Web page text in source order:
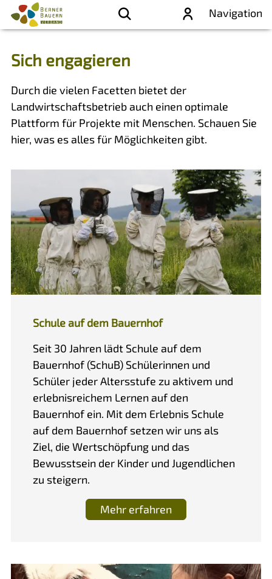
Navigation
Sich engagieren
Durch die vielen Facetten bietet der
Landwirtschaftsbetrieb auch einen optimale
Plattform für Projekte mit Menschen. Schauen Sie
hier, was es alles für Möglichkeiten gibt.
Schule auf dem Bauernhof
Seit 30 Jahren lädt Schule auf dem
Bauernhof (SchuB) Schülerinnen und
Schüler jeder Altersstufe zu aktivem und
erlebnisreichem Lernen auf den
Bauernhof ein. Mit dem Erlebnis Schule
auf dem Bauernhof setzen wir uns als
Ziel, die Wertschöpfung und das
Bewusstsein der Kinder und Jugendlichen
zu steigern.
Mehr erfahren